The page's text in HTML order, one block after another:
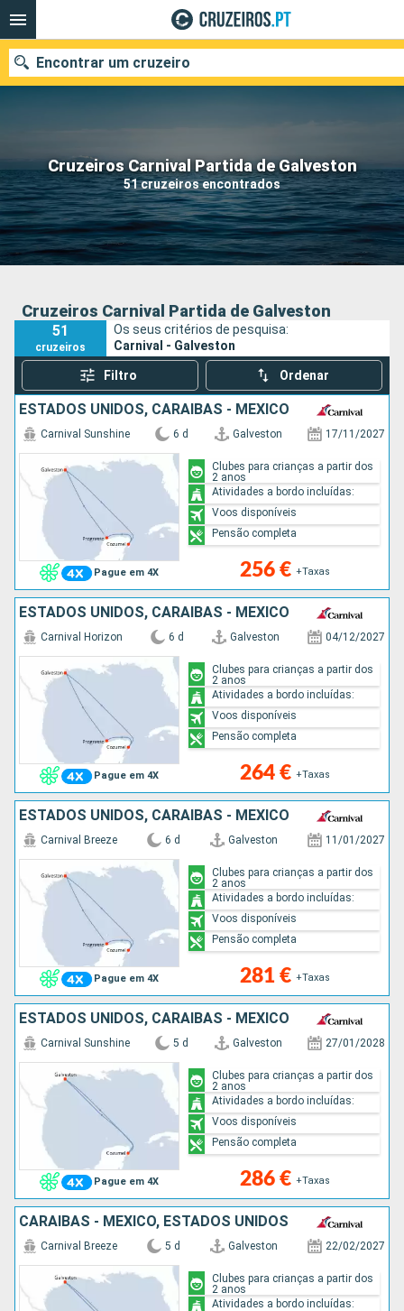
Cruzeiros Carnival Partida de Galveston
51 cruzeiros encontrados
Encontrar um cruzeiro
Quando ir?
Data de partida
Portos Companhias
Cruzeiros Carnival Partida de Galveston
51
cruzeiros
Os seus critérios de pesquisa:
Carnival - Galveston
Filtro Ordenar
ESTADOS UNIDOS, CARAIBAS - MEXICO
Pague em 4X
Carnival Sunshine 6 d Galveston 17/11/2027
256 € +Taxas
Clubes para crianças a partir dos
2 anos
Atividades a bordo incluídas:
Voos disponíveis
Pensão completa
ESTADOS UNIDOS, CARAIBAS - MEXICO
Pague em 4X
Carnival Horizon 6 d Galveston 04/12/2027
264 € +Taxas
Clubes para crianças a partir dos
2 anos
Atividades a bordo incluídas:
Voos disponíveis
Pensão completa
ESTADOS UNIDOS, CARAIBAS - MEXICO
Pague em 4X
Carnival Breeze 6 d Galveston 11/01/2027
281 € +Taxas
Clubes para crianças a partir dos
2 anos
Atividades a bordo incluídas:
Voos disponíveis
Pensão completa
ESTADOS UNIDOS, CARAIBAS - MEXICO
Pague em 4X
Carnival Sunshine 5 d Galveston 27/01/2028
286 € +Taxas
Clubes para crianças a partir dos
2 anos
Atividades a bordo incluídas:
Voos disponíveis
Pensão completa
CARAIBAS - MEXICO, ESTADOS UNIDOS
Carnival Breeze 5 d Galveston 22/02/2027
Clubes para crianças a partir dos
2 anos
Atividades a bordo incluídas: